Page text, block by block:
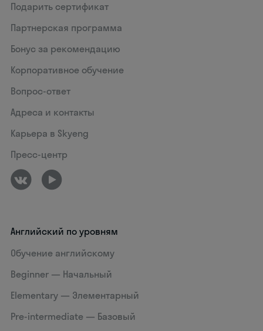
Подарить сертификат
Партнерская программа
Бонус за рекомендацию
Корпоративное обучение
Вопрос-ответ
Адреса и контакты
Карьера в Skyeng
Пресс-центр
Английский по уровням
Обучение английскому
Beginner — Начальный
Elementary — Элементарный
Pre-intermediate — Базовый